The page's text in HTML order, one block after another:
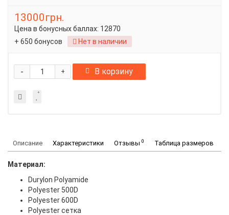
13000грн.
Цена в бонусных баллах: 12870
+ 650 бонусов
Нет в наличии
+
- В корзину
Описание Характеристики Отзывы 0 Таблица размеров
Материал:
Durylon Polyamide
Polyester 500D
Polyester 600D
Polyester сетка